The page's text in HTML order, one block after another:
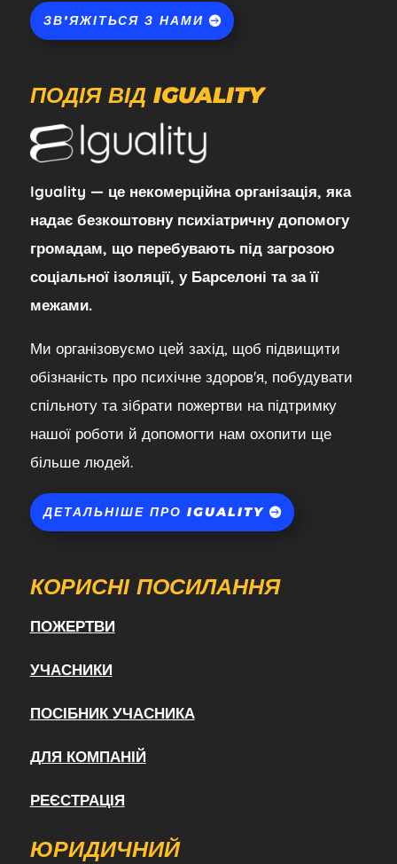
ЗВ'ЯЖІТЬСЯ З НАМИ
ПОДІЯ ВІД IGUALITY
Iguality — це некомерційна організація, яка
надає безкоштовну психіатричну допомогу
громадам, що перебувають під загрозою
соціальної ізоляції, у Барселоні та за її
межами.
Ми організовуємо цей захід, щоб підвищити
обізнаність про психічне здоров'я, побудувати
спільноту та зібрати пожертви на підтримку
нашої роботи й допомогти нам охопити ще
більше людей.
ДЕТАЛЬНІШЕ ПРО IGUALITY
КОРИСНІ ПОСИЛАННЯ
ПОЖЕРТВИ
УЧАСНИКИ
ПОСІБНИК УЧАСНИКА
ДЛЯ КОМПАНІЙ
РЕЄСТРАЦІЯ
ЮРИДИЧНИЙ